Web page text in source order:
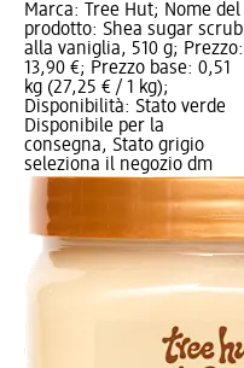
Marca: Tree Hut; Nome del
prodotto: Shea sugar scrub
alla vaniglia, 510 g; Prezzo:
13,90 €; Prezzo base: 0,51
kg (27,25 € / 1 kg);
Disponibilità: Stato verde
Disponibile per la
consegna, Stato grigio
seleziona il negozio dm